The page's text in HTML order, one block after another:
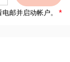
邮并启动帐户。